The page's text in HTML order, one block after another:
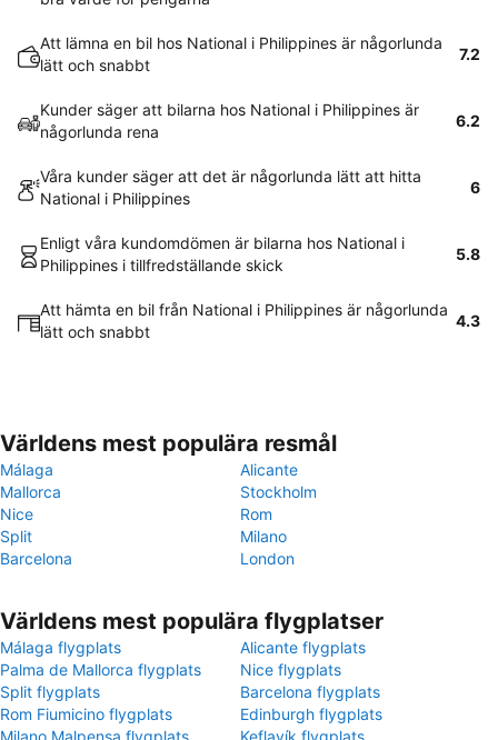
Att lämna en bil hos National i Philippines är någorlunda
lätt och snabbt
7.2
Kunder säger att bilarna hos National i Philippines är
någorlunda rena
6.2
Våra kunder säger att det är någorlunda lätt att hitta
National i Philippines
6
Enligt våra kundomdömen är bilarna hos National i
Philippines i tillfredställande skick
5.8
Att hämta en bil från National i Philippines är någorlunda
lätt och snabbt
4.3
Världens mest populära resmål
Málaga
Alicante
Mallorca
Stockholm
Nice
Rom
Split
Milano
Barcelona
London
Världens mest populära flygplatser
Málaga flygplats
Alicante flygplats
Palma de Mallorca flygplats
Nice flygplats
Split flygplats
Barcelona flygplats
Rom Fiumicino flygplats
Edinburgh flygplats
Milano Malpensa flygplats
Keflavík flygplats